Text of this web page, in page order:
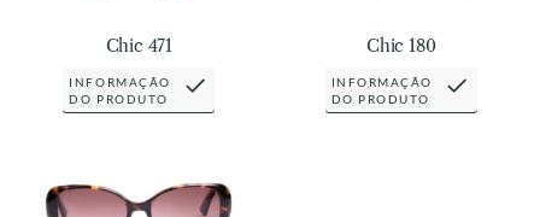
CONTATO
Chic 471
INFORMAÇÃO
DO PRODUTO
Chic 180
INFORMAÇÃO
DO PRODUTO